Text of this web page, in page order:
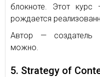
блокноте. Этот курс
рождается
Автор — создатель
можно.
5. Strategy of